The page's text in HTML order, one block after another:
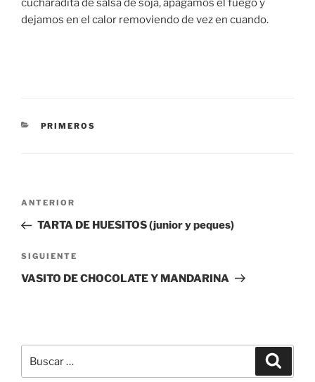
cucharadita de salsa de soja, apagamos el fuego y
dejamos en el calor removiendo de vez en cuando.
CATEGORÍAS
PRIMEROS
Navegación
entradas
Entrada
anterior:
ANTERIOR
TARTA DE HUESITOS (junior y peques)
Siguiente
entrada
SIGUIENTE
VASITO DE CHOCOLATE Y MANDARINA
por: